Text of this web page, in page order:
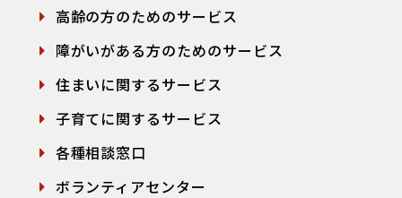
高齢の方のためのサービス
障がいがある方のためのサービス
住まいに関するサービス
子育てに関するサービス
各種相談窓口
ボランティアセンター